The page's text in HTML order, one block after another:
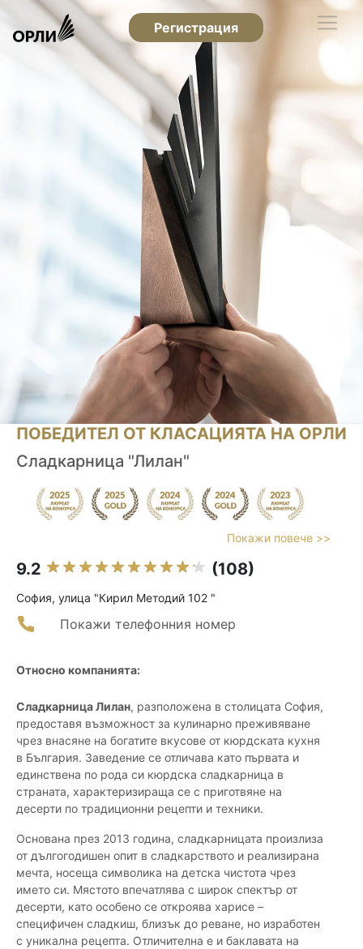
Регистрация
ПОБЕДИТЕЛ ОТ КЛАСАЦИЯТА НА ОРЛИ
Сладкарница "Лилан"
Покажи повече >>
9.2 (108)
София, улица "Кирил Методий 102 "
Покажи телефонния номер
Относно компанията:
Сладкарница Лилан, разположена в столицата София,
предоставя възможност за кулинарно преживяване
чрез внасяне на богатите вкусове от кюрдската кухня
в България. Заведение се отличава като първата и
единствена по рода си кюрдска сладкарница в
страната, характеризираща се с приготвяне на
десерти по традиционни рецепти и техники.
Основана през 2013 година, сладкарницата произлиза
от дългогодишен опит в сладкарството и реализирана
мечта, носеща символика на детска чистота чрез
името си. Мястото впечатлява с широк спектър от
десерти, като особено се откроява харисе –
специфичен сладкиш, близък до реване, но изработен
с уникална рецепта. Отличителна е и баклавата на